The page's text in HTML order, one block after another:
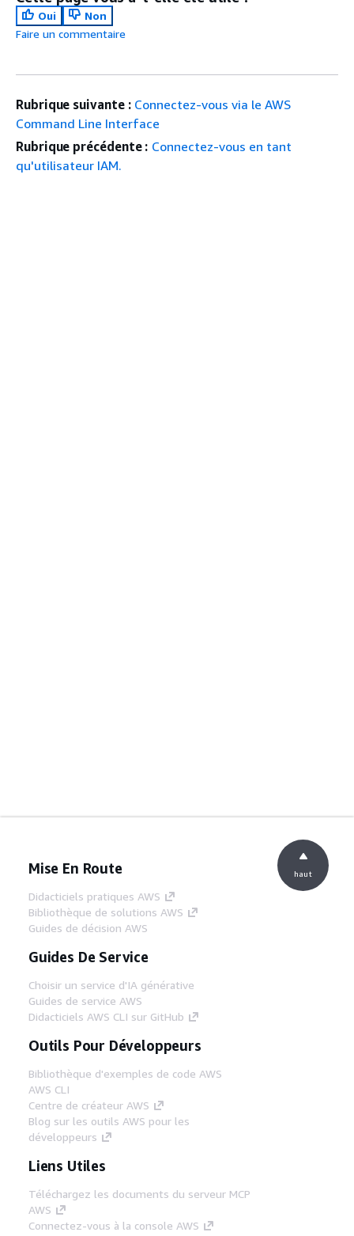
Oui
Non
Faire un commentaire
Rubrique suivante : Connectez-vous via le AWS
Command Line Interface
Rubrique précédente : Connectez-vous en tant
qu'utilisateur IAM.
Mise En Route
Didacticiels pratiques AWS
Bibliothèque de solutions AWS
Guides de décision AWS
Guides De Service
Choisir un service d'IA générative
Guides de service AWS
Didacticiels AWS CLI sur GitHub
Outils Pour Développeurs
Bibliothèque d'exemples de code AWS
AWS CLI
Centre de créateur AWS
Blog sur les outils AWS pour les
développeurs
Liens Utiles
Téléchargez les documents du serveur MCP
AWS
Connectez-vous à la console AWS
haut